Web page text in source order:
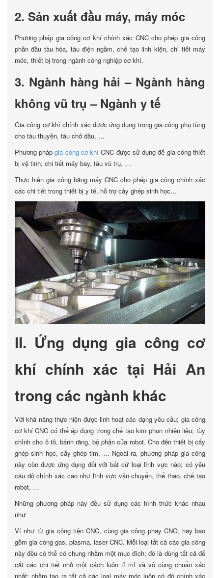
2. Sản xuất đầu máy, máy móc
Phương pháp gia công cơ khí chính xác CNC cho phép gia công
phần đầu tàu hỏa, tàu điện ngầm, chế tạo linh kiện, chi tiết máy
móc, thiết bị trong ngành công nghiệp cơ khí.
3. Ngành hàng hải – Ngành hàng
không vũ trụ – Ngành y tế
Gia công cơ khí chính xác được ứng dụng trong gia công phụ tùng
cho tàu thuyền, tàu chở dầu, …
Phương phápgia công cơ khí CNC được sử dụng để gia công thiết
bị vệ tinh, chi tiết máy bay, tàu vũ trụ, …
Thực hiện gia công bằng máy CNC cho phép gia công chính xác
các chi tiết trong thiết bị y tế, hỗ trợ cấy ghép sinh học…
II. Ứng dụng gia công cơ
khí chính xác tại Hải An
trong các ngành khác
Với khả năng thực hiện được linh hoạt các dạng yêu cầu; gia công
cơ khí CNC có thể áp dụng trong chế tạo kim phun nhiên liệu; tùy
chỉnh cho ô tô, bánh răng, bộ phận của robot. Cho đến thiết bị cấy
ghép sinh học, cấy ghép tim, … Ngoài ra, phương pháp gia công
này còn được ứng dụng đối với bất cứ loại lĩnh vực nào; có yêu
cầu độ chính xác cao như lĩnh vực vận chuyển, thể thao, chế tạo
robot, …
Những phương pháp này đều sử dụng các hình thức khác nhau
như
Ví như từ gia công tiện CNC, cùng gia công phay CNC; hay bao
gồm gia công gas, plasma, laser CNC. Mỗi loại tất cả các gia công
này đều có thể có chung nhằm một mục đích; đó là dùng tất cả để
cắt các chi tiết nhỏ một cách luôn tỉ mỉ và vô cùng chuẩn xác
nhất; nhằm tạo ra tất cả các loại máy móc luôn có độ chính xác